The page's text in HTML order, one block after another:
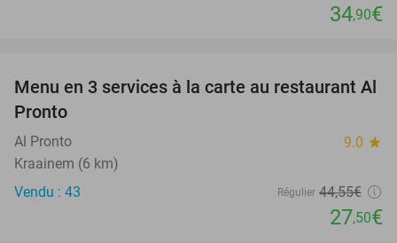
34,90€
38%
Menu en 3 services à la carte au restaurant Al
Pronto
Al Pronto 9.0 star
Kraainem (6 km)
Vendu : 43
Régulier 44,55€
27,50€